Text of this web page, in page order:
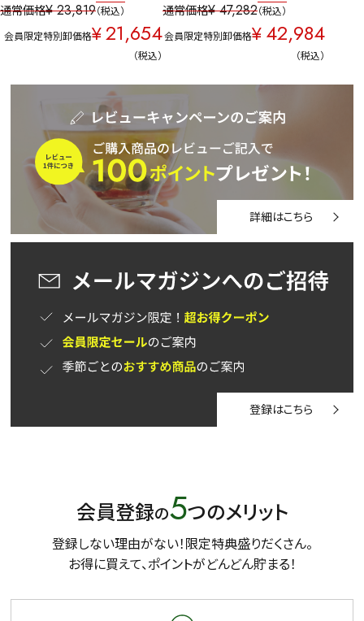
通常価格¥ 23,819 税込
会員限定特別卸価格¥21,654
税込
通常価格¥ 47,282 税込
会員限定特別卸価格¥42,984
税込
詳細はこちら
登録はこちら
会員登録の5つのメリット
登録しない理由がない！限定特典盛りだくさん。
お得に買えて、ポイントがどんどん貯まる！